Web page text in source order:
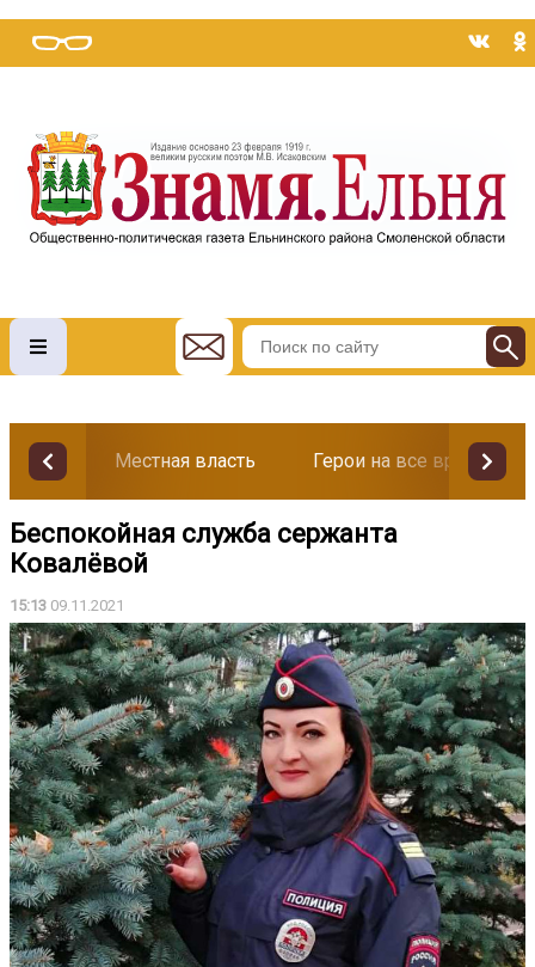
Местная власть Герои на все времена
Беспокойная служба сержанта
Ковалёвой
15:13 09.11.2021